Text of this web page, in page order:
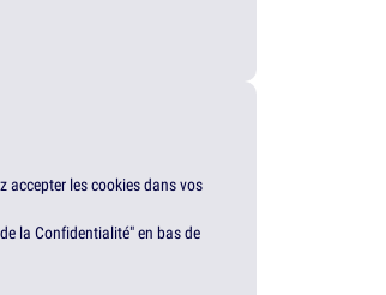
accepter les cookies dans vos
la Confidentialité" en bas de